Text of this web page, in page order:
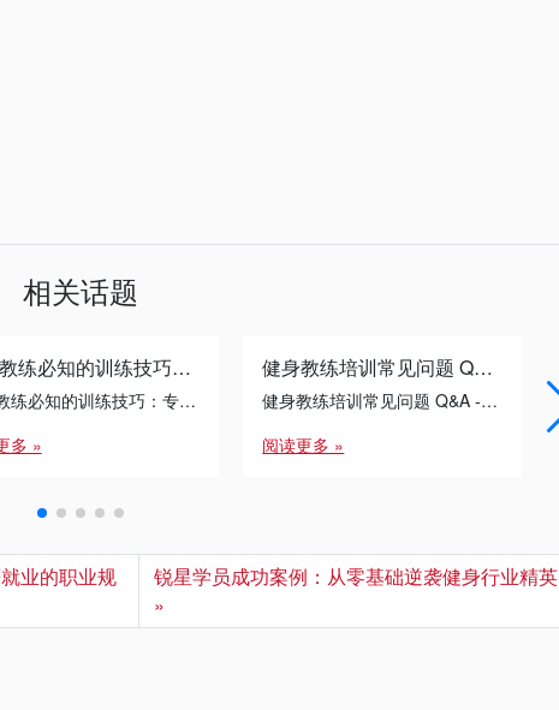
相关话题
健身教练必知的训练技巧：专业私教技能提升指南
健身教练必知的训练技巧：专业私教技能提升指南
多 »
健身教练培训常见问题 Q&A – 2026年08月02日更新
健身教练培训常见问题 Q&A - 2026年08月02日更新
阅读更多 »
业的职业规
锐星学员成功案例：从零基础逆袭健身行业精英